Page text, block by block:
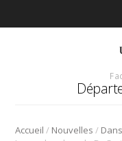
Accueil / Nouvelles /